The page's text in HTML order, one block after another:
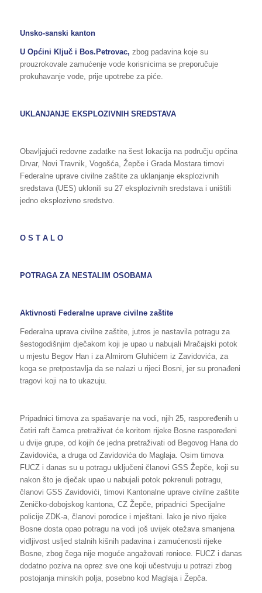
Unsko-sanski kanton
U Općini Ključ i Bos.Petrovac, zbog padavina koje su
prouzrokovale zamućenje vode korisnicima se preporučuje
prokuhavanje vode, prije upotrebe za piće.
UKLANJANJE EKSPLOZIVNIH SREDSTAVA
Obavljajući redovne zadatke na šest lokacija na području općina
Drvar, Novi Travnik, Vogošća, Žepče i Grada Mostara timovi
Federalne uprave civilne zaštite za uklanjanje eksplozivnih
sredstava (UES) uklonili su 27 eksplozivnih sredstava i uništili
jedno eksplozivno sredstvo.
O S T A L O
POTRAGA ZA NESTALIM OSOBAMA
Aktivnosti Federalne uprave civilne zaštite
Federalna uprava civilne zaštite, jutros je nastavila potragu za
šestogodišnjim dječakom koji je upao u nabujali Mračajski potok
u mjestu Begov Han i za Almirom Gluhićem iz Zavidovića, za
koga se pretpostavlja da se nalazi u rijeci Bosni, jer su pronađeni
tragovi koji na to ukazuju.
Pripadnici timova za spašavanje na vodi, njih 25, raspoređenih u
četiri raft čamca pretraživat će koritom rijeke Bosne raspoređeni
u dvije grupe, od kojih će jedna pretraživati od Begovog Hana do
Zavidovića, a druga od Zavidovića do Maglaja. Osim timova
FUCZ i danas su u potragu uključeni članovi GSS Žepče, koji su
nakon što je dječak upao u nabujali potok pokrenuli potragu,
članovi GSS Zavidovići, timovi Kantonalne uprave civilne zaštite
Zeničko-dobojskog kantona, CZ Žepče, pripadnici Specijalne
policije ZDK-a, članovi porodice i mještani. Iako je nivo rijeke
Bosne dosta opao potragu na vodi još uvijek otežava smanjena
vidljivost usljed stalnih kišnih padavina i zamućenosti rijeke
Bosne, zbog čega nije moguće angažovati ronioce. FUCZ i danas
dodatno poziva na oprez sve one koji učestvuju u potrazi zbog
postojanja minskih polja, posebno kod Maglaja i Žepča.